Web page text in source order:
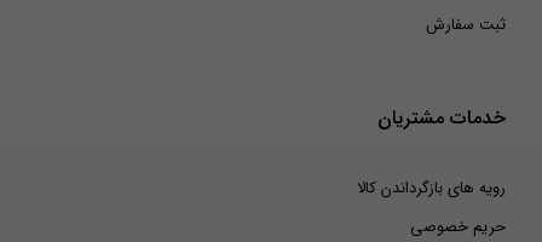
ثبت سفارش
خدمات مشتریان
رویه های بازگرداندن کالا
حریم خصوصی